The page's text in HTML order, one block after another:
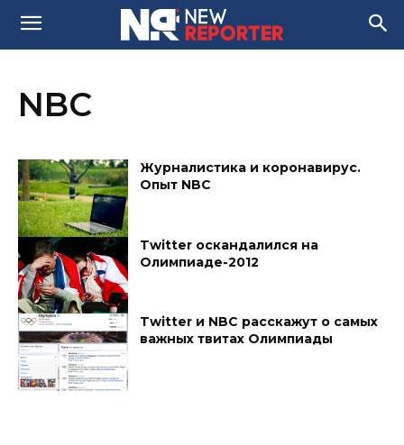
NBC
Журналистика и коронавирус.
Опыт NBC
Twitter оскандалился на
Олимпиаде-2012
Twitter и NBC расскажут о самых
важных твитах Олимпиады